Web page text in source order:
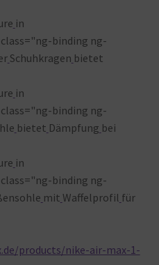
in
binding ng-
Schuhkragen bietet
in
binding ng-
bietet Dämpfung bei
in
binding ng-
mit Waffelprofil für
products/nike-air-max-1-